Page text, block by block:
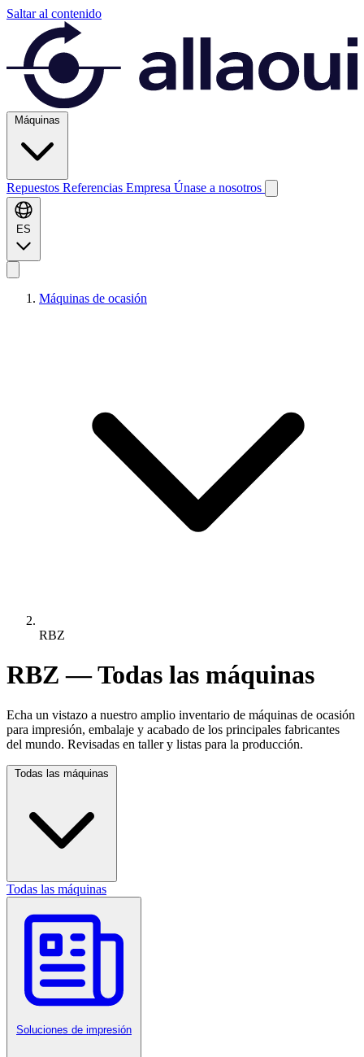
Saltar al contenido
Máquinas
Repuestos Referencias Empresa Únase a nosotros
ES
Máquinas de ocasión
RBZ
RBZ — Todas las máquinas
Echa un vistazo a nuestro amplio inventario de máquinas de ocasión
para impresión, embalaje y acabado de los principales fabricantes
del mundo. Revisadas en taller y listas para la producción.
Todas las máquinas
Todas las máquinas
Soluciones de impresión